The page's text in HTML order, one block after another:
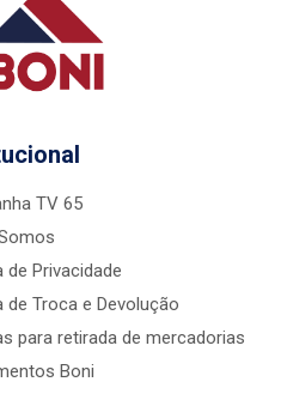
TV 65
de Privacidade
de Troca e Devolução
para retirada de mercadorias
Boni